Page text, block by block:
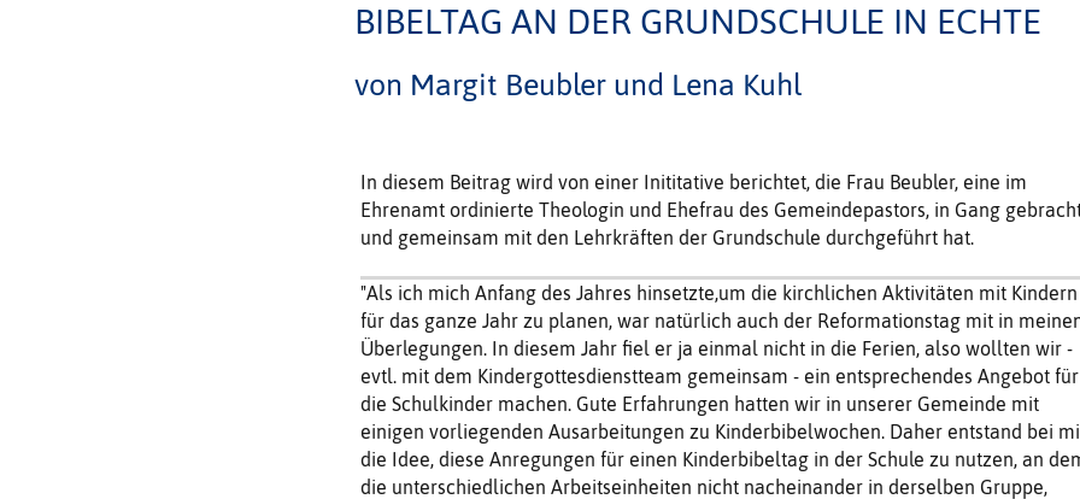
BIBELTAG AN DER GRUNDSCHULE IN ECHTE
von Margit Beubler und Lena Kuhl
In diesem Beitrag wird von einer Inititative berichtet, die Frau Beubler, eine im
Ehrenamt ordinierte Theologin und Ehefrau des Gemeindepastors, in Gang
und gemeinsam mit den Lehrkräften der Grundschule durchgeführt hat.
"Als ich mich Anfang des Jahres hinsetzte,um die kirchlichen Aktivitäten mit Kindern
für das ganze Jahr zu planen, war natürlich auch der Reformationstag mit in
Überlegungen. In diesem Jahr fiel er ja einmal nicht in die Ferien, also wollten wir -
evtl. mit dem Kindergottesdienstteam gemeinsam - ein entsprechendes Angebot für
die Schulkinder machen. Gute Erfahrungen hatten wir in unserer Gemeinde mit
einigen vorliegenden Ausarbeitungen zu Kinderbibelwochen. Daher entstand bei
die Idee, diese Anregungen für einen Kinderbibeltag in der Schule zu nutzen, an
die unterschiedlichen Arbeitseinheiten nicht nacheinander in derselben Gruppe,